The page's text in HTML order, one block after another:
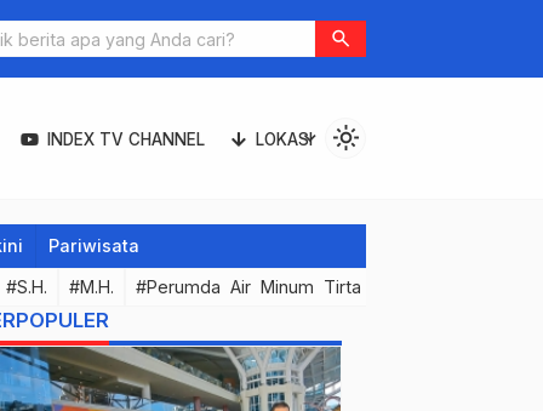
search
INDEX TV CHANNEL LOKASI
expand_more light_mode
Pariwisata
#S.H. #M.H. #Perumda Air Minum Tirta Hita Buleleng